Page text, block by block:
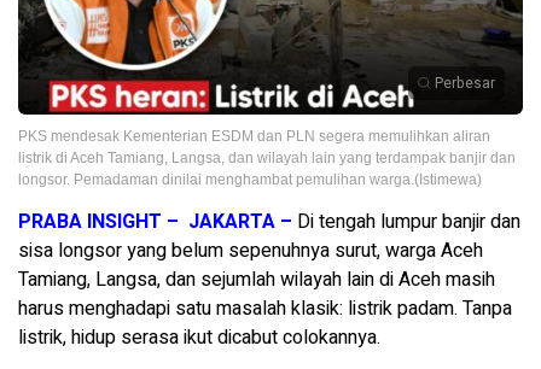
Perbesar
PKS mendesak Kementerian ESDM dan PLN segera memulihkan aliran
listrik di Aceh Tamiang, Langsa, dan wilayah lain yang terdampak banjir dan
longsor. Pemadaman dinilai menghambat pemulihan warga.(Istimewa)
PRABA INSIGHT – JAKARTA – Di tengah lumpur banjir dan
sisa longsor yang belum sepenuhnya surut, warga Aceh
Tamiang, Langsa, dan sejumlah wilayah lain di Aceh masih
harus menghadapi satu masalah klasik: listrik padam. Tanpa
listrik, hidup serasa ikut dicabut colokannya.